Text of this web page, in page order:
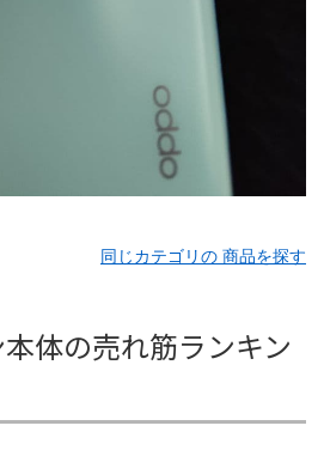
同じカテゴリの 商品を探す
体の売れ筋ランキン